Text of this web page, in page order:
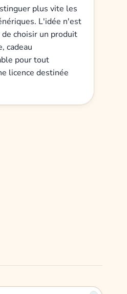
plus vite les
L'idée n'est
choisir un produit
cadeau
pour tout
licence destinée